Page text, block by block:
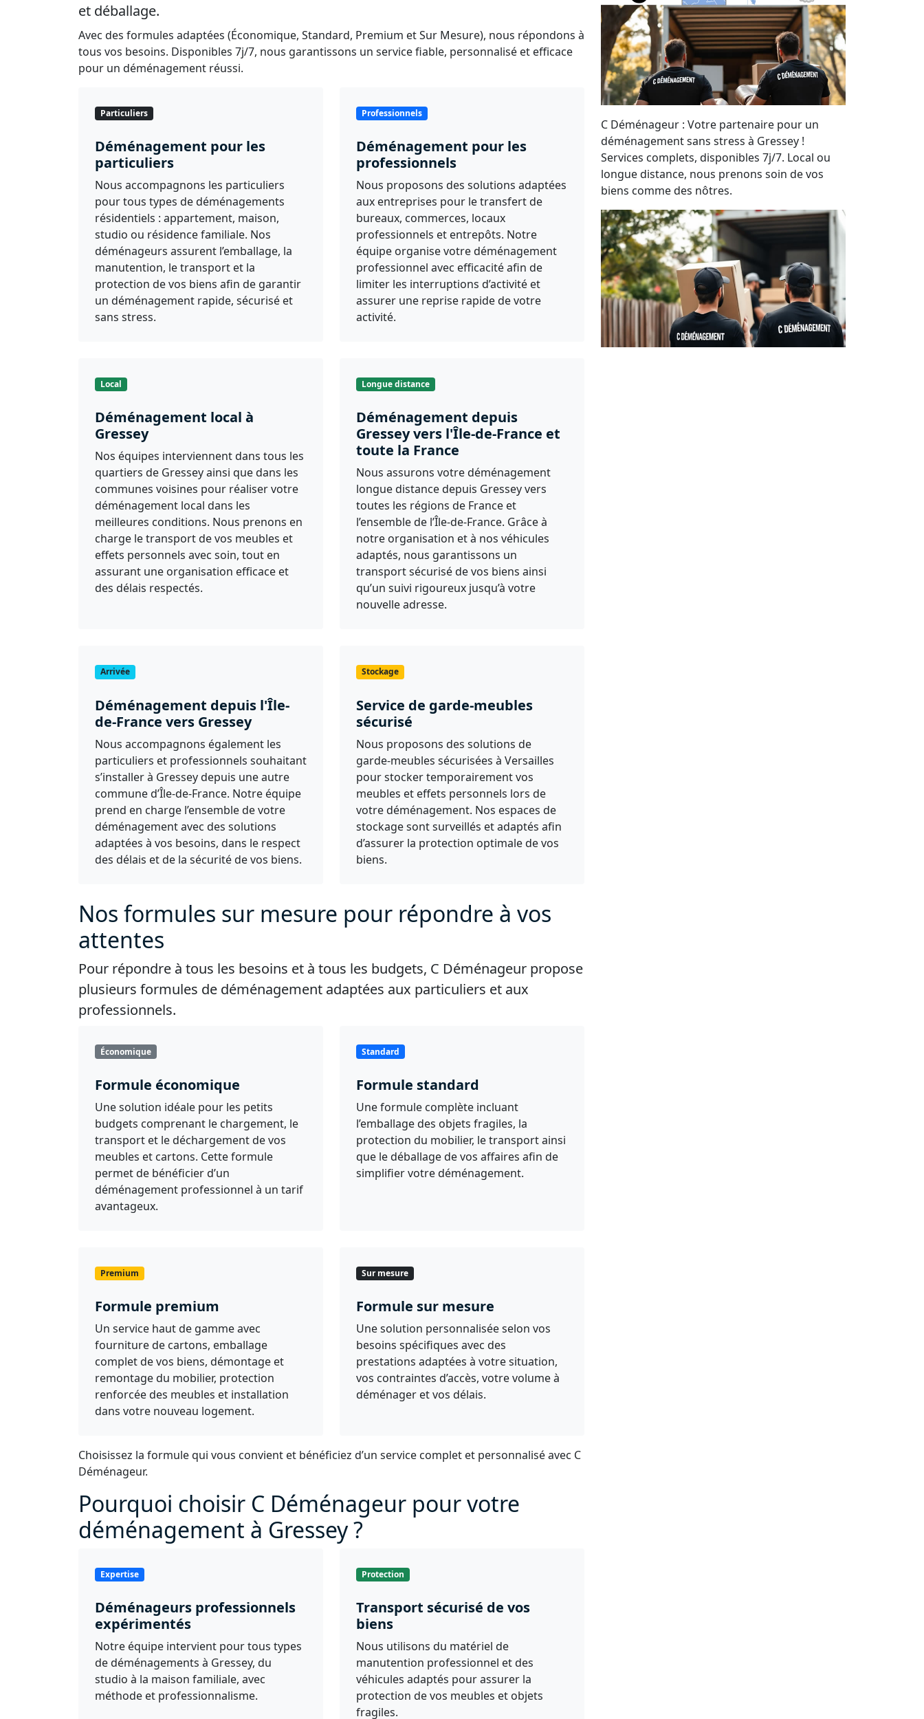
et déballage.
Avec des formules adaptées (Économique, Standard, Premium et Sur Mesure), nous répondons à
tous vos besoins. Disponibles 7j/7, nous garantissons un service fiable, personnalisé et efficace
pour un déménagement réussi.
Particuliers
Déménagement pour les
particuliers
Nous accompagnons les particuliers
pour tous types de déménagements
résidentiels : appartement, maison,
studio ou résidence familiale. Nos
déménageurs assurent l’emballage, la
manutention, le transport et la
protection de vos biens afin de garantir
un déménagement rapide, sécurisé et
sans stress.
Professionnels
Déménagement pour les
professionnels
Nous proposons des solutions adaptées
aux entreprises pour le transfert de
bureaux, commerces, locaux
professionnels et entrepôts. Notre
équipe organise votre déménagement
professionnel avec efficacité afin de
limiter les interruptions d’activité et
assurer une reprise rapide de votre
activité.
Local
Déménagement local à
Gressey
Nos équipes interviennent dans tous les
quartiers de Gressey ainsi que dans les
communes voisines pour réaliser votre
déménagement local dans les
meilleures conditions. Nous prenons en
charge le transport de vos meubles et
effets personnels avec soin, tout en
assurant une organisation efficace et
des délais respectés.
Longue distance
Déménagement depuis
Gressey vers l'Île-de-France et
toute la France
Nous assurons votre déménagement
longue distance depuis Gressey vers
toutes les régions de France et
l’ensemble de l’Île-de-France. Grâce à
notre organisation et à nos véhicules
adaptés, nous garantissons un
transport sécurisé de vos biens ainsi
qu’un suivi rigoureux jusqu’à votre
nouvelle adresse.
Arrivée
Déménagement depuis l'Île-
de-France vers Gressey
Nous accompagnons également les
particuliers et professionnels souhaitant
s’installer à Gressey depuis une autre
commune d’Île-de-France. Notre équipe
prend en charge l’ensemble de votre
déménagement avec des solutions
adaptées à vos besoins, dans le respect
des délais et de la sécurité de vos biens.
Stockage
Service de garde-meubles
sécurisé
Nous proposons des solutions de
garde-meubles sécurisées à Versailles
pour stocker temporairement vos
meubles et effets personnels lors de
votre déménagement. Nos espaces de
stockage sont surveillés et adaptés afin
d’assurer la protection optimale de vos
biens.
Nos formules sur mesure pour répondre à vos
attentes
Pour répondre à tous les besoins et à tous les budgets, C Déménageur propose
plusieurs formules de déménagement adaptées aux particuliers et aux
professionnels.
Économique
Formule économique
Une solution idéale pour les petits
budgets comprenant le chargement, le
transport et le déchargement de vos
meubles et cartons. Cette formule
permet de bénéficier d’un
déménagement professionnel à un tarif
avantageux.
Standard
Formule standard
Une formule complète incluant
l’emballage des objets fragiles, la
protection du mobilier, le transport ainsi
que le déballage de vos affaires afin de
simplifier votre déménagement.
Premium
Formule premium
Un service haut de gamme avec
fourniture de cartons, emballage
complet de vos biens, démontage et
remontage du mobilier, protection
renforcée des meubles et installation
dans votre nouveau logement.
Sur mesure
Formule sur mesure
Une solution personnalisée selon vos
besoins spécifiques avec des
prestations adaptées à votre situation,
vos contraintes d’accès, votre volume à
déménager et vos délais.
Choisissez la formule qui vous convient et bénéficiez d’un service complet et personnalisé avec C
Déménageur.
Pourquoi choisir C Déménageur pour votre
déménagement à Gressey ?
Expertise
Déménageurs professionnels
expérimentés
Notre équipe intervient pour tous types
de déménagements à Gressey, du
studio à la maison familiale, avec
méthode et professionnalisme.
Protection
Transport sécurisé de vos
biens
Nous utilisons du matériel de
manutention professionnel et des
véhicules adaptés pour assurer la
protection de vos meubles et objets
fragiles.
C Déménageur : Votre partenaire pour un
déménagement sans stress à Gressey !
Services complets, disponibles 7j/7. Local ou
longue distance, nous prenons soin de vos
biens comme des nôtres.